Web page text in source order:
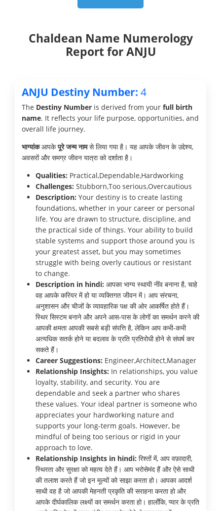
Chaldean Name Numerology
Report for ANJU
ANJU Destiny Number: 4
The Destiny Number is derived from your full birth
name. It reflects your life purpose, opportunities, and
overall life journey.
भाग्यांकआपकेपूरे जन्म नामसे लिया गया है। यह आपके जीवन के उद्देश्य,
अवसरों और समग्र जीवन यात्रा को दर्शाता है।
Qualities: Practical,Dependable,Hardworking
Challenges: Stubborn,Too serious,Overcautious
Description: Your destiny is to create lasting
foundations, whether in your career or personal
life. You are drawn to structure, discipline, and
the practical side of things. Your ability to build
stable systems and support those around you is
your greatest asset, but you may sometimes
struggle with being overly cautious or resistant
to change.
Description in hindi: आपका भाग्य स्थायी नींव बनाना है, चाहे
वह आपके करियर में हो या व्यक्तिगत जीवन में। आप संरचना,
अनुशासन और चीजों के व्यावहारिक पक्ष की ओर आकर्षित होते हैं।
स्थिर सिस्टम बनाने और अपने आस-पास के लोगों का समर्थन करने की
आपकी क्षमता आपकी सबसे बड़ी संपत्ति है, लेकिन आप कभी-कभी
अत्यधिक सतर्क होने या बदलाव के प्रति प्रतिरोधी होने से संघर्ष कर
सकते हैं।
Career Suggestions: Engineer,Architect,Manager
Relationship Insights: In relationships, you value
loyalty, stability, and security. You are
dependable and seek a partner who shares
these values. Your ideal partner is someone who
appreciates your hardworking nature and
supports your long-term goals. However, be
mindful of being too serious or rigid in your
approach to love.
Relationship Insights in hindi: रिश्तों में, आप वफ़ादारी,
स्थिरता और सुरक्षा को महत्व देते हैं। आप भरोसेमंद हैं और ऐसे साथी
की तलाश करते हैं जो इन मूल्यों को साझा करता हो। आपका आदर्श
साथी वह है जो आपकी मेहनती प्रकृति की सराहना करता हो और
आपके दीर्घकालिक लक्ष्यों का समर्थन करता हो। हालाँकि, प्यार के प्रति